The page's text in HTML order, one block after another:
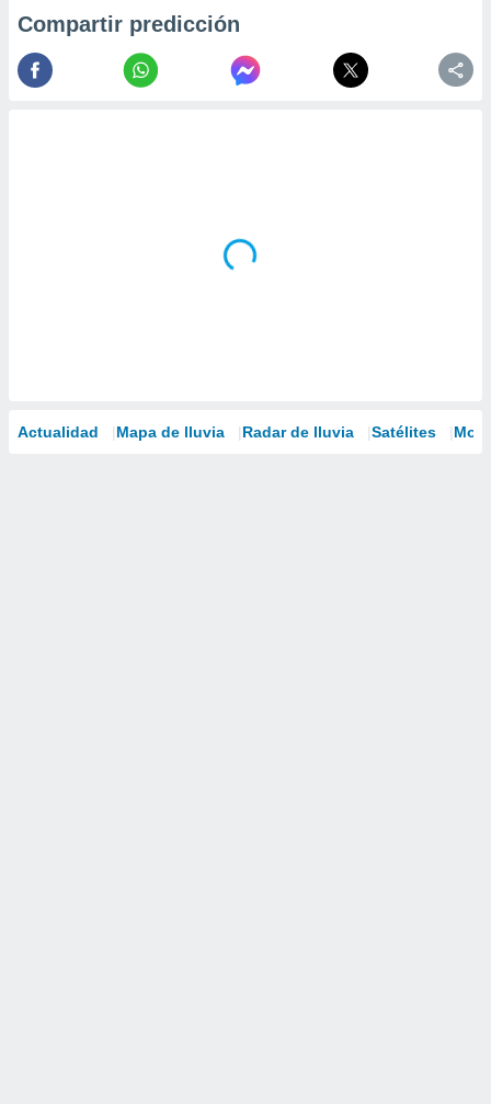
Compartir predicción
Actualidad Mapa de lluvia Radar de lluvia Satélites